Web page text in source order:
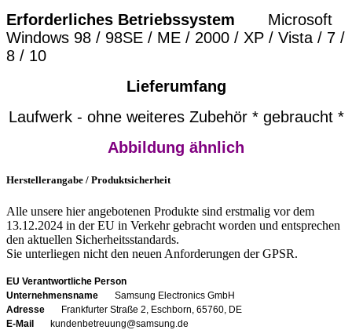
Erforderliches Betriebssystem
Microsoft
Windows 98 / 98SE / ME / 2000 / XP / Vista / 7 /
8 / 10
Lieferumfang
Laufwerk - ohne weiteres Zubehör * gebraucht *
Abbildung ähnlich
Herstellerangabe / Produktsicherheit
Alle unsere hier angebotenen Produkte sind erstmalig vor dem
13.12.2024 in der EU in Verkehr gebracht worden und entsprechen
den aktuellen Sicherheitsstandards.
Sie unterliegen nicht den neuen Anforderungen der GPSR.
EU Verantwortliche Person
Unternehmensname Samsung Electronics GmbH
Adresse Frankfurter Straße 2, Eschborn, 65760, DE
E-Mail kundenbetreuung@samsung.de